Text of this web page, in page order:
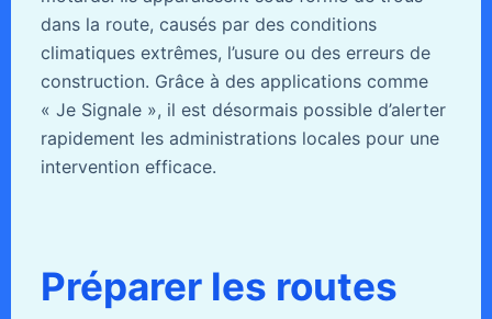
dans la route, causés par des conditions
climatiques extrêmes, l’usure ou des erreurs de
construction. Grâce à des applications comme
« Je Signale », il est désormais possible d’alerter
rapidement les administrations locales pour une
intervention efficace.
Préparer les routes